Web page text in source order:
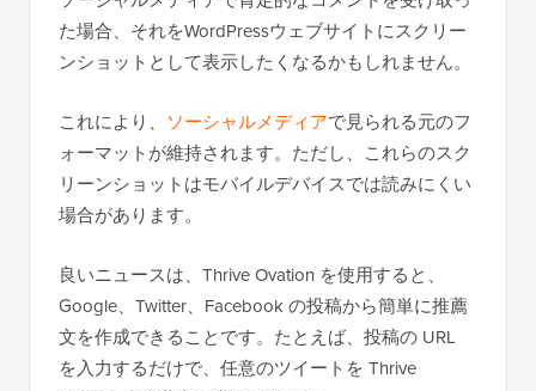
た場合、それをWordPressウェブサイトにスクリー
ンショットとして表示したくなるかもしれません。
これにより、 ソーシャルメディアで見られる元のフ
ォーマットが維持されます。ただし、これらのスク
リーンショットはモバイルデバイスでは読みにくい
場合があります。
良いニュースは、Thrive Ovation を使用すると、
Google、Twitter、Facebook の投稿から簡単に推薦
文を作成できることです。たとえば、投稿の URL
を入力するだけで、任意のツイートを Thrive